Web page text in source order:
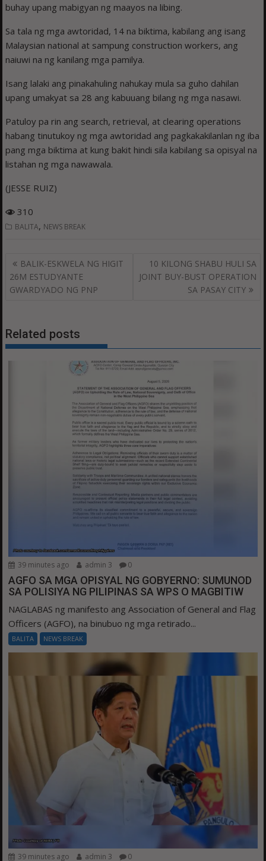
buhay upang mabigyan ng maayos na libing.
Sa tala ng mga awtoridad, 14 na biktima, kabilang ang isang
Malaysian national at sampung construction workers, ang
naiuwi na ng kanilang mga pamilya.
Isang lalaki ang pinakahuling nahukay mula sa guho dahilan
upang umakyat sa 28 ang kabuuang bilang ng mga nasawi.
Patuloy pa rin ang search, retrieval, at clearing operations
habang tinutukoy ng mga awtoridad ang pagkakakilanlan ng iba
pang mga biktima at kung bakit hindi sila kabilang sa opisyal na
listahan ng mga nawawala.
(JESSE RUIZ)
310
BALITA, NEWS BREAK
Post
navigation
BALIK-ESKWELA NG HIGIT
26M ESTUDYANTE
GWARDYADO NG PNP
10 KILONG SHABU HULI SA
JOINT BUY-BUST OPERATION
SA PASAY CITY
Related posts
39 minutes ago admin 3 0
AGFO SA MGA OPISYAL NG GOBYERNO: SUMUNOD
SA POLISIYA NG PILIPINAS SA WPS O MAGBITIW
NAGLABAS ng manifesto ang Association of General and Flag
Officers (AGFO), na binubuo ng mga retirado...
BALITA NEWS BREAK
39 minutes ago admin 3 0